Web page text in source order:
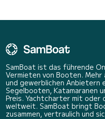
SamBoat ist das führende
Vermieten von Booten.
und gewerblichen Anbietern
Segelbooten, Katamaranen
Preis. Yachtcharter mit oder
weltweit. SamBoat bringt
zusammen, vertraulich und